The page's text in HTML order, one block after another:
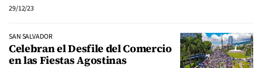
29/12/23
SAN SALVADOR
Celebran el Desfile del Comercio
en las Fiestas Agostinas